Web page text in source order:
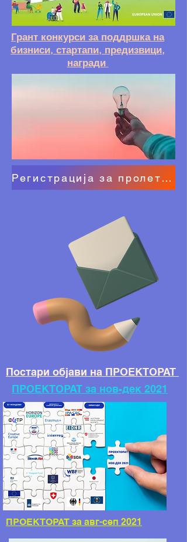
Грант конкурси за поддршка на
бизниси, стартапи, предизвици,
награди
Регистрација за пролетната грант академија (29 март-6 јуни 2023 г.)
Постари објави на ПРОЕКТОРАТ
ПРОЕКТОРАТ за нов-дек 2021
ПРОЕКТОРАТ за авг-сеп 2021